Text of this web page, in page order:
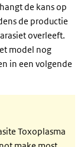
de kans op
de productie
overleeft.
model nog
in een volgende
Toxoplasma